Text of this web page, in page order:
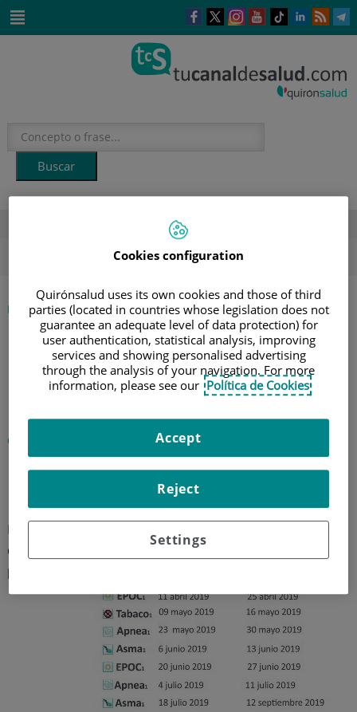
Este
enlace
se
ventana
nueva.
Este
enlace
se
una
ventana
nueva.
Este
enlace
se
una
ventana
nueva.
Este
enlace
se
una
ventana
nueva.
Enlace
una
Enlace
una
verano sol hidratación
INICIO|AGENDA
ESCUELA DE PACIENTES NEUMOLÓGICOS: APNEA
Escuela de pacientes
neumológicos: Apnea
Complejo Hospitalario Ruber Juan Bravo
La Escuela
de
pacientes
Cookies configuration
Quirónsalud uses its own cookies and those of third
parties (located in countries whose legislation does not
guarantee an adequate level of data protection) for
user authentication, statistical analysis, improving
services and showing personalised advertising
through the analysis of your navigation. For more
information, please see our Política de Cookies
Settings
Reject
Accept